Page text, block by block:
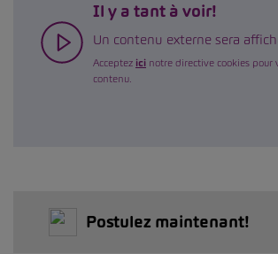
Il y a tant à voir!
Un contenu externe sera
Acceptez ici notre directive cookies pour
contenu.
Postulez maintenant!